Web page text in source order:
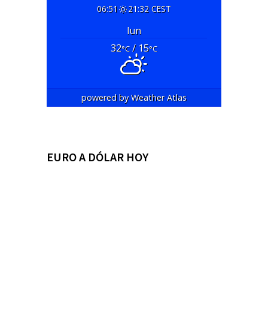
06:51 21:32 CEST
lun
32°C/ 15°C
powered byWeather Atlas
EURO A DÓLAR HOY